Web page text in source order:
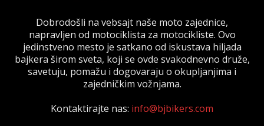
Dobrodošli na vebsajt naše moto zajednice,
napravljen od motociklista za motocikliste. Ovo
jedinstveno mesto je satkano od iskustava hiljada
bajkera širom sveta, koji se ovde svakodnevno druže,
savetuju, pomažu i dogovaraju o okupljanjima i
zajedničkim vožnjama.
Kontaktirajte nas: info@bjbikers.com